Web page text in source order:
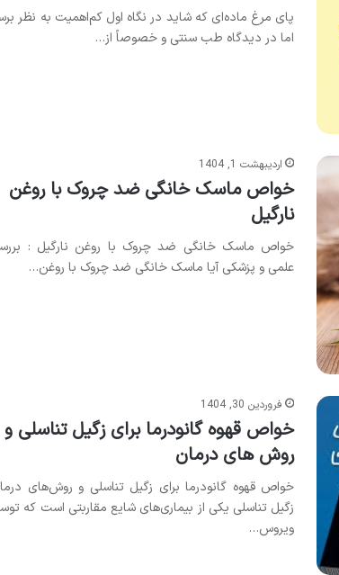
پای مرغ ماده‌ای که شاید در نگاه اول کم‌اهمیت به نظر
اما در دیدگاه طب سنتی و خصوصاً از…
اردیبهشت 1, 1404
خواص ماسک خانگی ضد چروک با روغن
نارگیل
خواص ماسک خانگی ضد چروک با روغن نارگیل :
علمی و پزشکی آیا ماسک خانگی ضد چروک با روغن…
فروردین 30, 1404
خواص قهوه گانودرما برای زگیل تناسلی و
روش های درمان
خواص قهوه گانودرما برای زگیل تناسلی و روش‌های
زگیل تناسلی یکی از بیماری‌های شایع مقاربتی است که
ویروس…